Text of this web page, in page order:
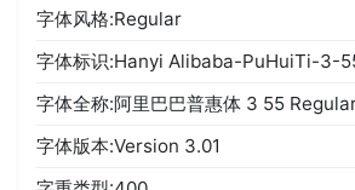
字体风格:Regular
字体标识:Hanyi Alibaba-PuHuiTi-3-
字体全称:阿里巴巴普惠体 3 55
字体版本:Version 3.01